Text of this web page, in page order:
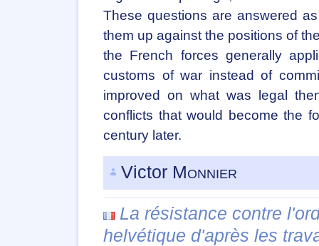
These questions are answered
them up against the positions of
the French forces generally
customs of war instead of
improved on what was legal
conflicts that would become the
century later.
Victor Monnier
La résistance contre
helvétique d'après les